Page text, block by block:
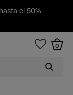
el 50%
0